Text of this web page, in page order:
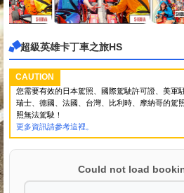
超級英雄卡丁車之旅HS
CAUTION
您需要有效的日本駕照、國際駕駛許可證、美軍
瑞士、德國、法國、台灣、比利時、摩納哥的駕
照無法駕駛！
更多資訊請參考這裡。
Could not load